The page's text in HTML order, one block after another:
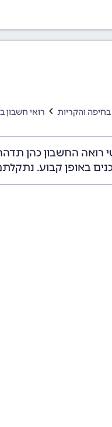
בחיפה והקריות רואי חשבון
רואה החשבון כהן
באופן קבוע.